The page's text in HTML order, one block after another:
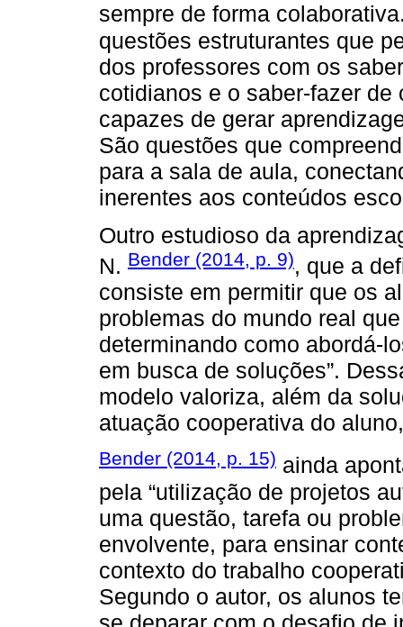
sempre de forma
questões estruturantes que
dos professores com os
cotidianos e o saber-fazer
capazes de gerar
São questões que
para a sala de aula,
inerentes aos conteúdos
Outro estudioso da
N. Bender (2014, p. 9), que a
consiste em permitir que os
problemas do mundo real
determinando como abordá-
em busca de soluções”.
modelo valoriza, além da
atuação cooperativa do
Bender (2014, p. 15) ainda
pela “utilização de projetos
uma questão, tarefa ou
envolvente, para ensinar
contexto do trabalho
Segundo o autor, os alunos